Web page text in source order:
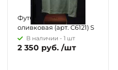
Футболка JAKO
оливковая (арт. C6121) S
В наличии - 1 шт
2 350 руб. /шт